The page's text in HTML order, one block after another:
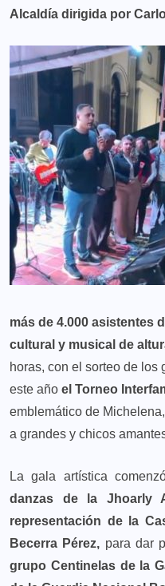
Alcaldía dirigida por
más de 4.000 asistentes
cultural y musical de
horas, con el sorteo de los
este año el Torneo
emblemático de
a grandes y chicos
La gala artística
danzas de la Jhoarly
representación de la
Becerra Pérez, para dar
grupo Centinelas de la